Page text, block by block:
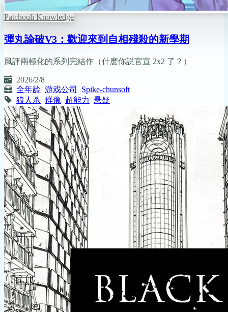
Patchouli Knowledge
彈丸論破V3：歡迎來到自相殘殺的新學期
風評兩極化的系列完結作（什麽你説官宣 2x2 了？）
2026/2/8
全年龄 游戏公司
Spike-chunsoft
狼人杀 群像 超能力 悬疑